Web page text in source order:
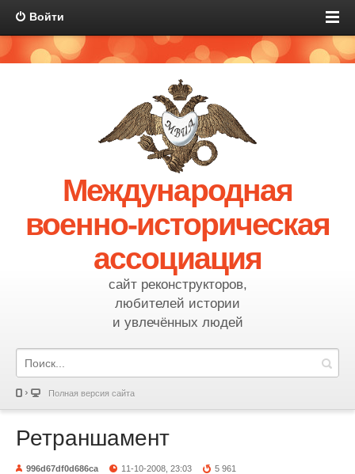
Войти
Международная
военно-историческая
ассоциация
сайт реконструкторов,
любителей истории
и увлечённых людей
Полная версия сайта
Ретраншамент
996d67df0d686ca 11-10-2008, 23:03 5 961